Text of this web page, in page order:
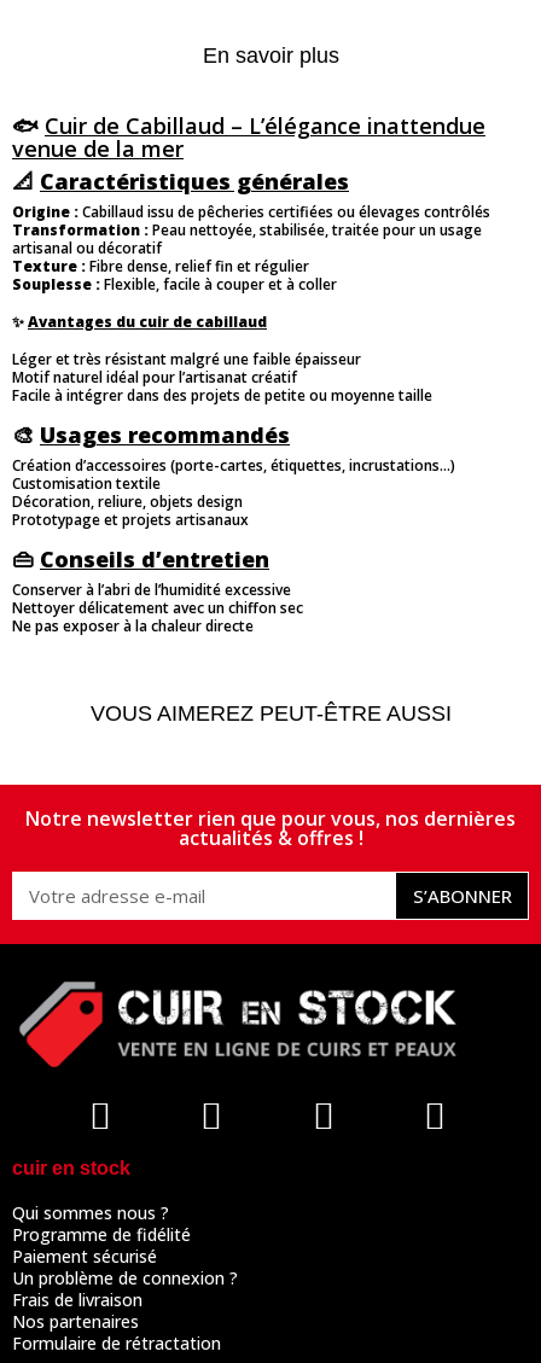
En savoir plus
🐟 Cuir de Cabillaud – L’élégance inattendue
venue de la mer
📐 Caractéristiques générales
Origine :Cabillaud issu de pêcheries certifiées ou élevages contrôlés
Transformation :Peau nettoyée, stabilisée, traitée pour un usage
artisanal ou décoratif
Texture :Fibre dense, relief fin et régulier
Souplesse :Flexible, facile à couper et à coller
✨Avantages du cuir de cabillaud
Léger et très résistant malgré une faible épaisseur
Motif naturel idéal pour l’artisanat créatif
Facile à intégrer dans des projets de petite ou moyenne taille
🎨 Usages recommandés
Création d’accessoires (porte-cartes, étiquettes, incrustations…)
Customisation textile
Décoration, reliure, objets design
Prototypage et projets artisanaux
👜 Conseils d’entretien
Conserver à l’abri de l’humidité excessive
Nettoyer délicatement avec un chiffon sec
Ne pas exposer à la chaleur directe
VOUS AIMEREZ PEUT-ÊTRE AUSSI
Notre newsletter rien que pour vous, nos dernières
actualités & offres !
S’ABONNER
cuir en stock
Qui sommes nous ?
Programme de fidélité
Paiement sécurisé
Un problème de connexion ?
Frais de livraison
Nos partenaires
Formulaire de rétractation